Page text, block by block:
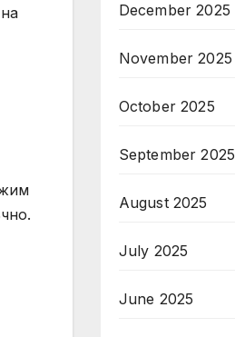
December 2025
November 2025
October 2025
September 2025
August 2025
July 2025
June 2025